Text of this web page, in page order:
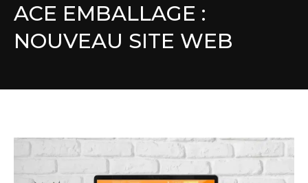
ACE EMBALLAGE :
NOUVEAU SITE WEB